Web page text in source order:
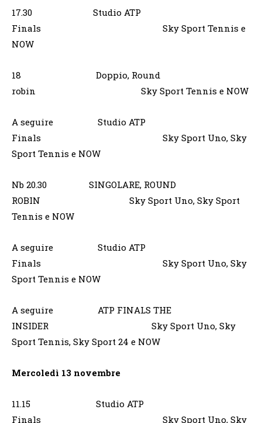
17.30 Studio ATP
Finals Sky Sport Tennis e
NOW
18 Doppio, Round
robin Sky Sport Tennis e NOW
A seguire Studio ATP
Finals Sky Sport Uno, Sky
Sport Tennis e NOW
Nb 20.30 SINGOLARE, ROUND
ROBIN Sky Sport Uno, Sky Sport
Tennis e NOW
A seguire Studio ATP
Finals Sky Sport Uno, Sky
Sport Tennis e NOW
A seguire ATP FINALS THE
INSIDER Sky Sport Uno, Sky
Sport Tennis, Sky Sport 24 e NOW
Mercoledì 13 novembre
11.15 Studio ATP
Finals Sky Sport Uno, Sky